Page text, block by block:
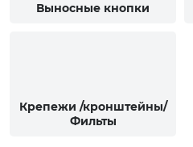
Выносные кнопки
Крепежи /кронштейны/
Фильты